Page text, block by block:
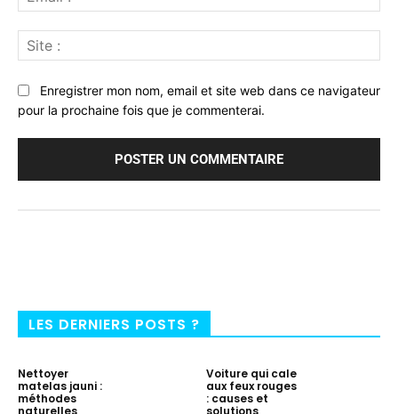
:*
:
Enregistrer mon nom, email et site web dans ce navigateur
pour la prochaine fois que je commenterai.
LES DERNIERS POSTS ?
Nettoyer
matelas jauni :
méthodes
Voiture qui cale
aux feux rouges
: causes et